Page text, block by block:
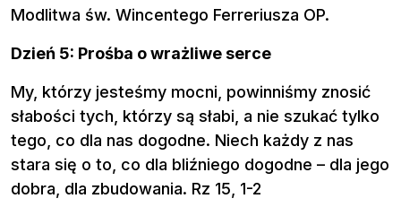
Modlitwa św. Wincentego Ferreriusza OP.
Dzień 5: Prośba o wrażliwe serce
My, którzy jesteśmy mocni, powinniśmy znosić
słabości tych, którzy są słabi, a nie szukać tylko
tego, co dla nas dogodne. Niech każdy z nas
stara się o to, co dla bliźniego dogodne – dla jego
dobra, dla zbudowania. Rz 15, 1-2